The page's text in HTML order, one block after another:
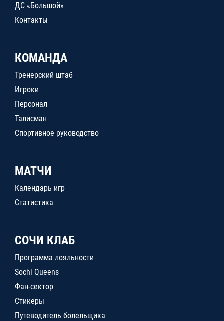
ДС «Большой»
Контакты
КОМАНДА
Тренерский штаб
Игроки
Персонал
Талисман
Спортивное руководство
МАТЧИ
Календарь игр
Статистика
СОЧИ КЛАБ
Программа лояльности
Sochi Queens
Фан-сектор
Стикеры
Путеводитель болельщика